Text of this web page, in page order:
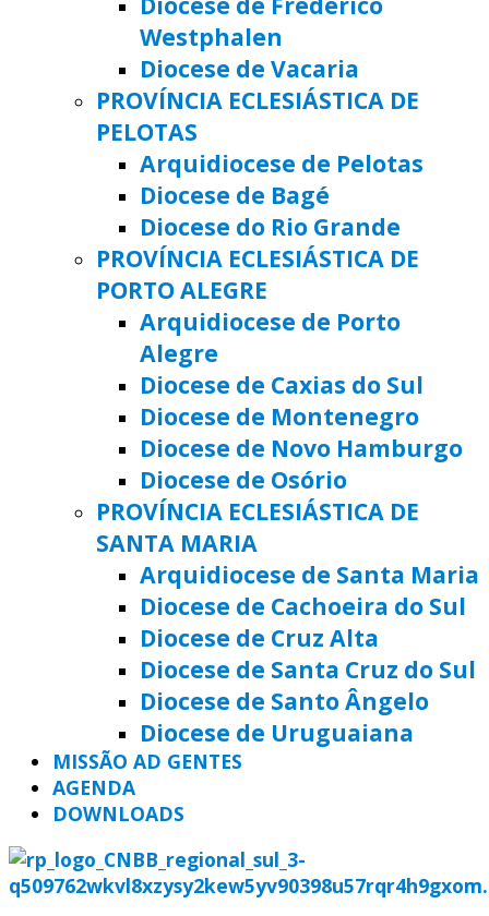
Westphalen
Diocese de Vacaria
PROVÍNCIA ECLESIÁSTICA DE
PELOTAS
Arquidiocese de Pelotas
Diocese de Bagé
Diocese do Rio Grande
PROVÍNCIA ECLESIÁSTICA DE
PORTO ALEGRE
Arquidiocese de Porto
Alegre
Diocese de Caxias do Sul
Diocese de Montenegro
Diocese de Novo Hamburgo
Diocese de Osório
PROVÍNCIA ECLESIÁSTICA DE
SANTA MARIA
Arquidiocese de Santa Maria
Diocese de Cachoeira do Sul
Diocese de Cruz Alta
Diocese de Santa Cruz do Sul
Diocese de Santo Ângelo
Diocese de Uruguaiana
MISSÃO AD GENTES
AGENDA
DOWNLOADS